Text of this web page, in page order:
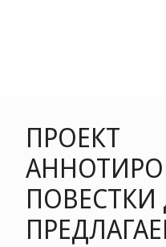
ПРОЕКТ
ПОВЕСТКИ